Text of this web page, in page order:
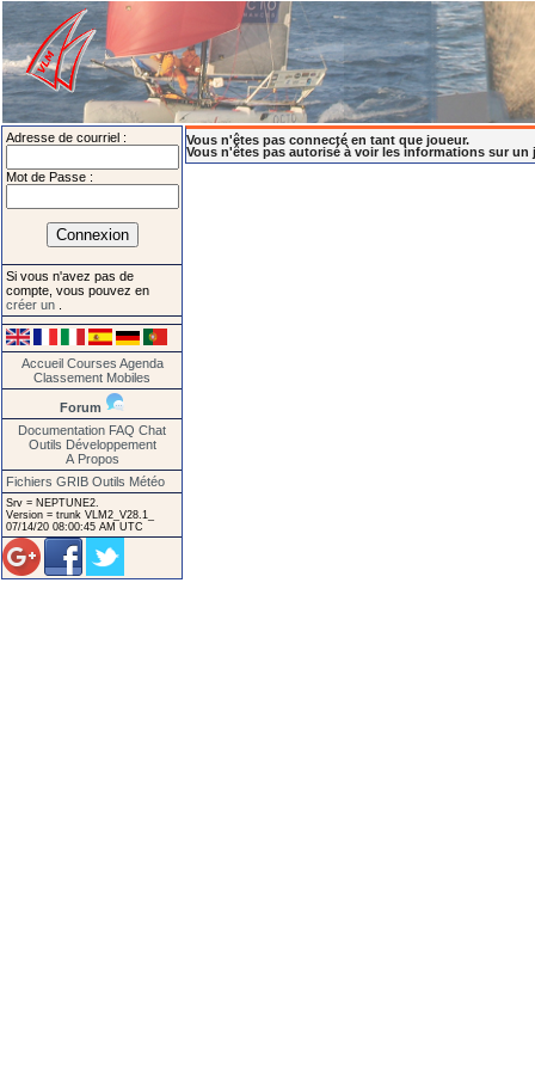
Adresse de courriel :
Mot de Passe :
Si vous n'avez pas de
compte, vous pouvez en
créer un
Accueil Courses Agenda
Classement Mobiles
Forum
Documentation FAQ Chat
Outils Développement
A Propos
Fichiers GRIB Outils Météo
Srv = NEPTUNE2.
Version = trunk VLM2_V28.1_
07/14/20 08:00:45 AM UTC
Vous n'êtes pas connecté en tant que joueur.
Vous n'êtes pas autorisé à voir les informations sur un